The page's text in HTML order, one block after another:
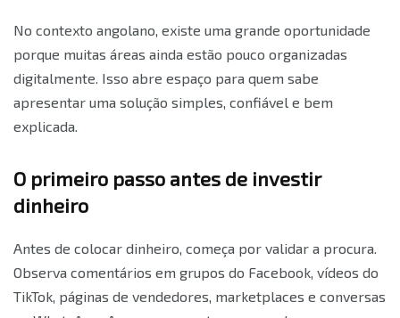
No contexto angolano, existe uma grande oportunidade
porque muitas áreas ainda estão pouco organizadas
digitalmente. Isso abre espaço para quem sabe
apresentar uma solução simples, confiável e bem
explicada.
O primeiro passo antes de investir
dinheiro
Antes de colocar dinheiro, começa por validar a procura.
Observa comentários em grupos do Facebook, vídeos do
TikTok, páginas de vendedores, marketplaces e conversas